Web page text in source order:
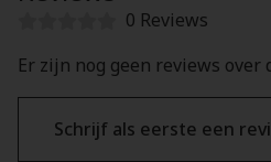
0 Reviews
Er zijn nog geen reviews over
Schrijf als eerste een